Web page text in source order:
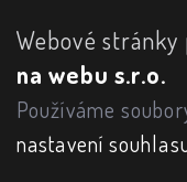
Webové stránky
na webu s.r.o.
Používáme
nastavení